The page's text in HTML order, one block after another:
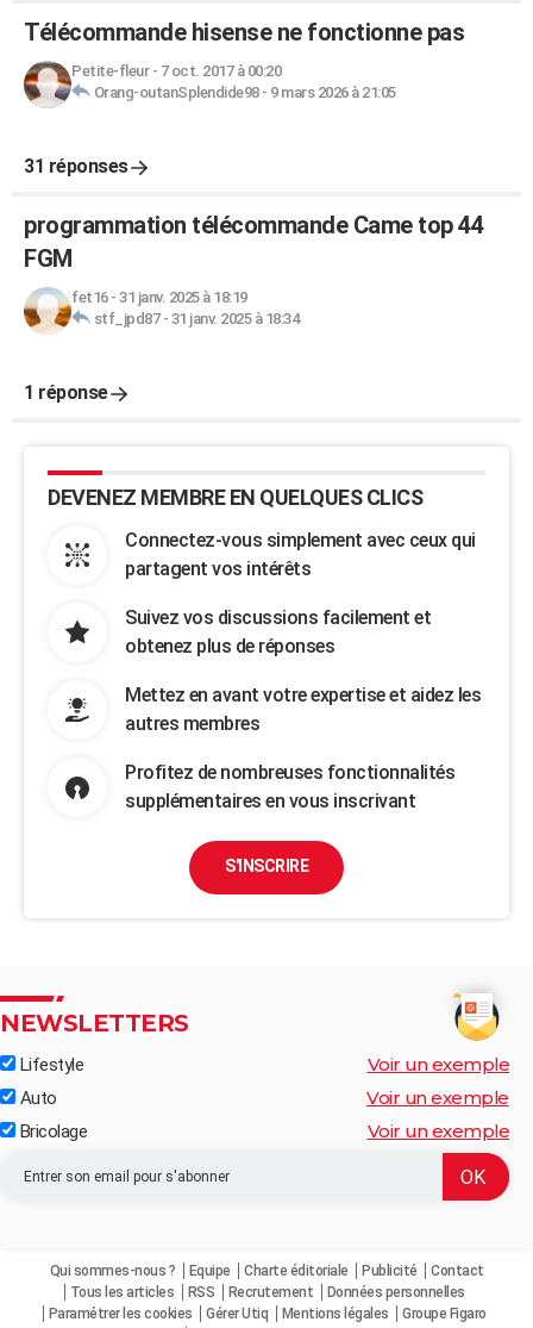
Télécommande hisense ne fonctionne pas
Petite-fleur- 7 oct. 2017 à 00:20
Orang-outanSplendide98- 9 mars 2026 à 21:05
31 réponses
programmation télécommande Came top 44
FGM
fet16- 31 janv. 2025 à 18:19
stf_jpd87- 31 janv. 2025 à 18:34
1 réponse
DEVENEZ MEMBRE EN QUELQUES CLICS
Connectez-vous simplement avec ceux qui
partagent vos intérêts
Suivez vos discussions facilement et
obtenez plus de réponses
Mettez en avant votre expertise et aidez les
autres membres
Profitez de nombreuses fonctionnalités
supplémentaires en vous inscrivant
S'INSCRIRE
NEWSLETTERS
Lifestyle Voir un exemple
Auto Voir un exemple
Bricolage Voir un exemple
Qui sommes-nous ? Equipe Charte éditoriale Publicité
Contact
Tous les articles
RSS Recrutement
Données personnelles
Paramétrer les cookies
Gérer Utiq Mentions légales
Groupe Figaro